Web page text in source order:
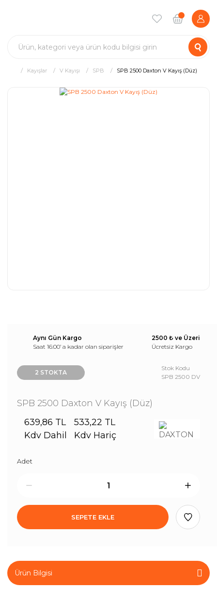
Kayışlar V Kayışı SPB SPB 2500 Daxton V Kayış (Düz)
Aynı Gün Kargo
Saat 16:00’ a kadar olan siparişler
2500 ₺ ve Üzeri
Ücretsiz Kargo
2 STOKTA
Stok Kodu
SPB 2500 DV
SPB 2500 Daxton V Kayış (Düz)
639,86 TL
Kdv Dahil
533,22 TL
Kdv Hariç
Adet
SEPETE EKLE
Ürün Bilgisi